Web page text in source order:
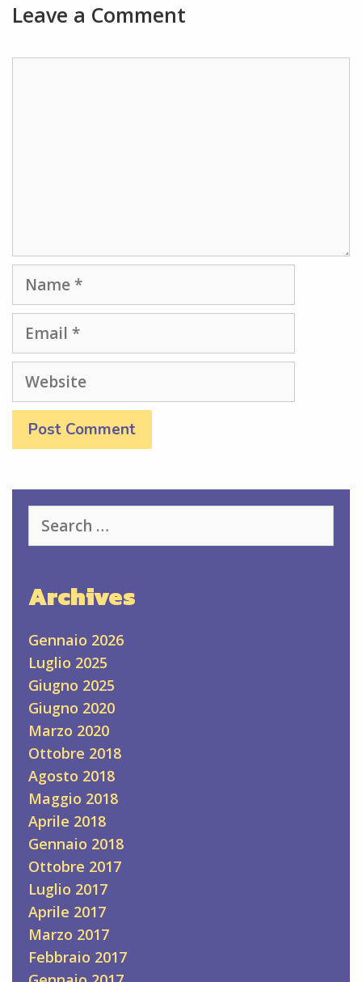
Leave a Comment
Name
Email
Website
for:
Archives
Gennaio 2026
Luglio 2025
Giugno 2025
Giugno 2020
Marzo 2020
Ottobre 2018
Agosto 2018
Maggio 2018
Aprile 2018
Gennaio 2018
Ottobre 2017
Luglio 2017
Aprile 2017
Marzo 2017
Febbraio 2017